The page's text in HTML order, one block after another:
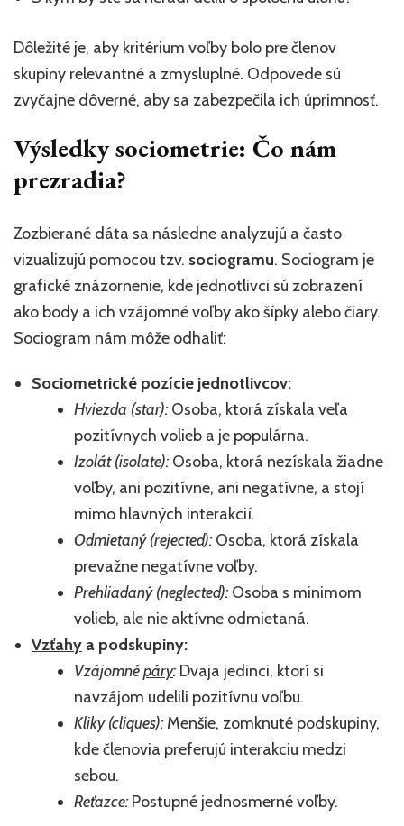
Dôležité je, aby kritérium voľby bolo pre členov
skupiny relevantné a zmysluplné. Odpovede sú
zvyčajne dôverné, aby sa zabezpečila ich úprimnosť.
Výsledky sociometrie: Čo nám
prezradia?
Zozbierané dáta sa následne analyzujú a často
vizualizujú pomocou tzv. sociogramu. Sociogram je
grafické znázornenie, kde jednotlivci sú zobrazení
ako body a ich vzájomné voľby ako šípky alebo čiary.
Sociogram nám môže odhaliť:
Sociometrické pozície jednotlivcov:
Hviezda (star):Osoba, ktorá získala veľa
pozitívnych volieb a je populárna.
Izolát (isolate):Osoba, ktorá nezískala žiadne
voľby, ani pozitívne, ani negatívne, a stojí
mimo hlavných interakcií.
Odmietaný (rejected):Osoba, ktorá získala
prevažne negatívne voľby.
Prehliadaný (neglected):Osoba s minimom
volieb, ale nie aktívne odmietaná.
Vzťahy a podskupiny:
Vzájomnépáry:Dvaja jedinci, ktorí si
navzájom udelili pozitívnu voľbu.
Kliky (cliques):Menšie, zomknuté podskupiny,
kde členovia preferujú interakciu medzi
sebou.
Reťazce:Postupné jednosmerné voľby.